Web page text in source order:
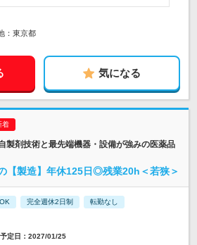
：東京都
気になる
製剤技術と最先端機器・設備が強みの医薬品
【製造】年休125日◎残業20h＜若狭＞
完全週休2日制 転勤なし
定日：2027/01/25